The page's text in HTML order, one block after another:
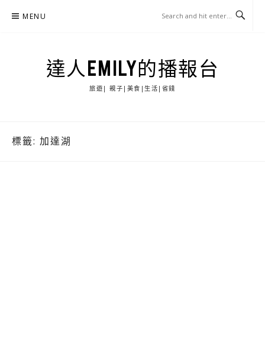
MENU
達人EMILY的播報台
旅遊| 親子|美食|生活|省錢
標籤: 加達湖